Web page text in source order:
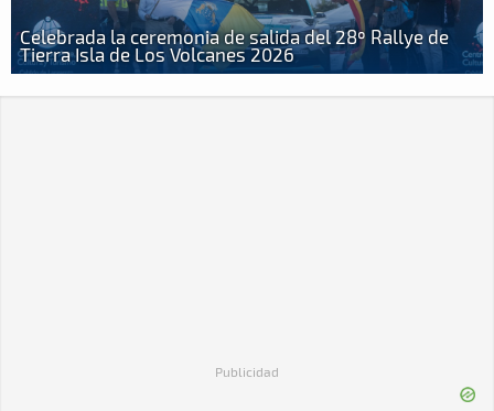
Celebrada la ceremonia de salida del 28º Rallye de
Tierra Isla de Los Volcanes 2026
Publicidad